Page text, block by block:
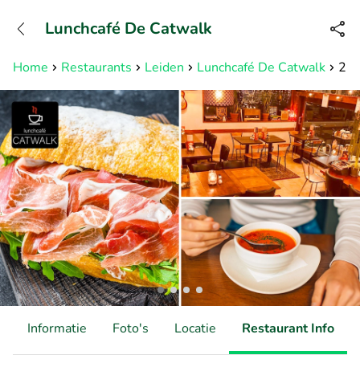
Bereikbaar tot 23:00 uur
Home Restaurants Leiden Lunchcafé De Catwalk 2-
Lunchcafé De Catwalk
Informatie Foto's Locatie Restaurant Info